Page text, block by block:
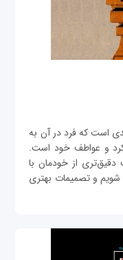
است که فرد در آن به
و عواطف خود است.
از خودمان با
و تصمیمات بهتری